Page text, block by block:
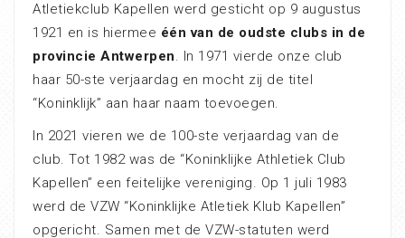
Atletiekclub Kapellen werd gesticht op 9 augustus
1921 en is hiermee één van de oudste clubs in de
provincie Antwerpen. In 1971 vierde onze club
haar 50-ste verjaardag en mocht zij de titel
“Koninklijk” aan haar naam toevoegen.
In 2021 vieren we de 100-ste verjaardag van de
club. Tot 1982 was de “Koninklijke Athletiek Club
Kapellen” een feitelijke vereniging. Op 1 juli 1983
werd de VZW “Koninklijke Atletiek Klub Kapellen”
opgericht. Samen met de VZW-statuten werd